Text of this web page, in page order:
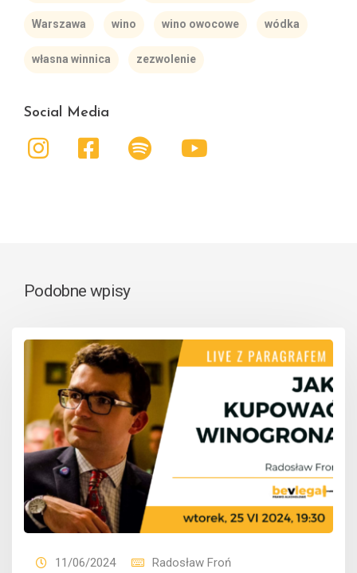
Warszawa wino wino owocowe wódka
własna winnica zezwolenie
Social Media
Podobne wpisy
11/06/2024
Radosław Froń